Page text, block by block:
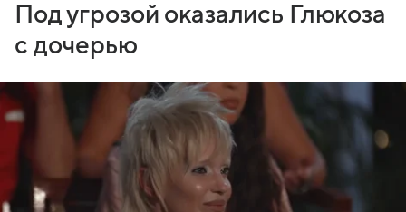
Под угрозой оказались Глюкоза
с дочерью